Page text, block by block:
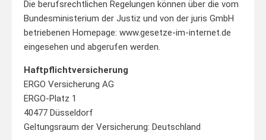
Die berufsrechtlichen Regelungen können über die vom
Bundesministerium der Justiz und von der juris GmbH
betriebenen Homepage: www.gesetze-im-internet.de
eingesehen und abgerufen werden.
Haftpflichtversicherung
ERGO Versicherung AG
ERGO-Platz 1
40477 Düsseldorf
Geltungsraum der Versicherung: Deutschland